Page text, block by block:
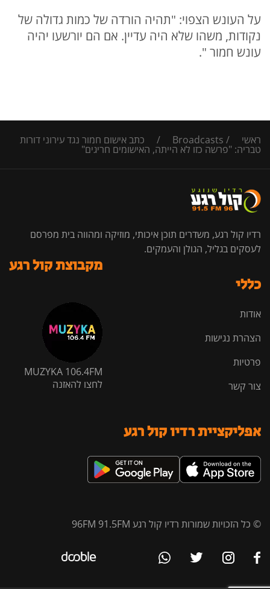
על העונש הצפוי: "תהיה הורדה של כמות גדולה של
נקודות, משהו שלא היה עדיין. אם הם יורשעו יהיה
עונש חמור ".
ראשי /
Broadcasts
/ כתב אישום חמור נגד עירוני דורות
טבריה: "פרשה כזו לא הייתה, האישומים חריגים"
רדיו קול רגע, משדרים תוכן איכותי, מוזיקה ומהווה בית מפרסם
לעסקים בגליל, הגולן והעמקים.
כללי
אודות
הצהרת נגישות
פרטיות
צור קשר
מקבוצת קול רגע
MUZYKA 106.4FM
לחצו להאזנה
אפליקציית רדיו קול רגע
© כל הזכויות שמורות רדיו קול רגע 96FM 91.5FM